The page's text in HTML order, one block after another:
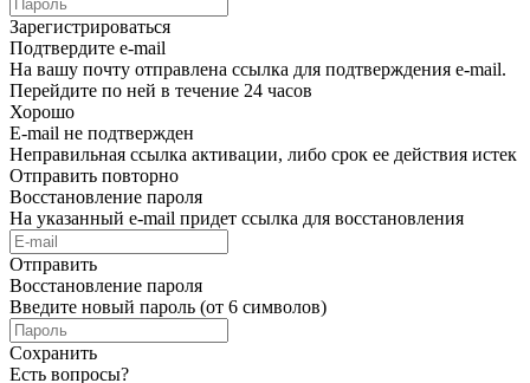
Зарегистрироваться
Подтвердите e-mail
На вашу почту отправлена ссылка для подтверждения e-mail.
Перейдите по ней в течение 24 часов
Хорошо
E-mail не подтвержден
Неправильная ссылка активации, либо срок ее действия истек
Отправить повторно
Восстановление пароля
На указанный e-mail придет ссылка для восстановления
Отправить
Восстановление пароля
Введите новый пароль (от 6 символов)
Сохранить
Есть вопросы?